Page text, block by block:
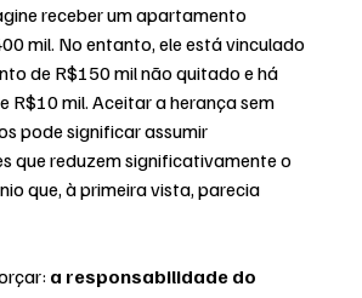
receber um apartamento
mil. No entanto, ele está vinculado
de R$150 mil não quitado e há
R$10 mil. Aceitar a herança sem
pode significar assumir
que reduzem significativamente o
que, à primeira vista, parecia
a responsabilidade do